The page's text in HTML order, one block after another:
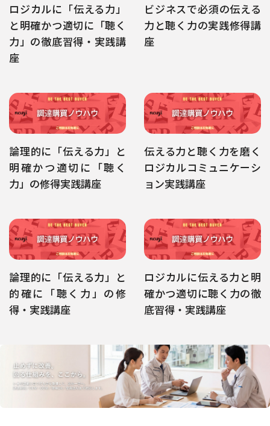
ロジカルに「伝える力」
と明確かつ適切に「聴く
力」の徹底習得・実践講
座
ビジネスで必須の伝える
力と聴く力の実践修得講
座
論理的に「伝える力」と
明確かつ適切に「聴く
力」の修得実践講座
伝える力と聴く力を磨く
ロジカルコミュニケーシ
ョン実践講座
論理的に「伝える力」と
的確に「聴く力」の修
得・実践講座
ロジカルに伝える力と明
確かつ適切に聴く力の徹
底習得・実践講座